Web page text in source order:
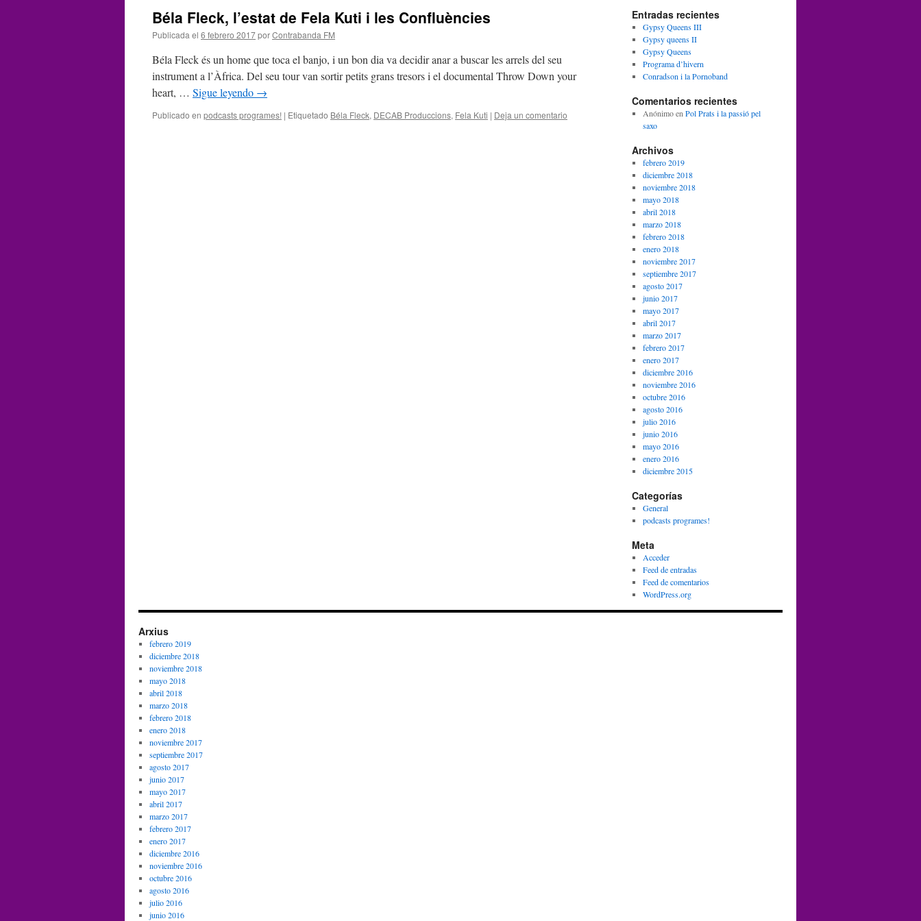
Béla Fleck, l’estat de Fela Kuti i les Confluències
Publicada el 6 febrero 2017porContrabanda FM
Béla Fleck és un home que toca el banjo, i un bon dia va decidir anar a buscar les arrels del seu
instrument a l’Àfrica. Del seu tour van sortir petits grans tresors i el documental Throw Down your
heart, … Sigue leyendo →
Publicado en podcasts programes! | Etiquetado Béla Fleck, DECAB Produccions, Fela Kuti | Deja un comentario
Entradas recientes
Gypsy Queens III
Gypsy queens II
Gypsy Queens
Programa d’hivern
Conradson i la Pornoband
Comentarios recientes
Anónimoen Pol Prats i la passió pel
saxo
Archivos
febrero 2019
diciembre 2018
noviembre 2018
mayo 2018
abril 2018
marzo 2018
febrero 2018
enero 2018
noviembre 2017
septiembre 2017
agosto 2017
junio 2017
mayo 2017
abril 2017
marzo 2017
febrero 2017
enero 2017
diciembre 2016
noviembre 2016
octubre 2016
agosto 2016
julio 2016
junio 2016
mayo 2016
enero 2016
diciembre 2015
Categorías
General
podcasts programes!
Meta
Acceder
Feed de entradas
Feed de comentarios
WordPress.org
Arxius
febrero 2019
diciembre 2018
noviembre 2018
mayo 2018
abril 2018
marzo 2018
febrero 2018
enero 2018
noviembre 2017
septiembre 2017
agosto 2017
junio 2017
mayo 2017
abril 2017
marzo 2017
febrero 2017
enero 2017
diciembre 2016
noviembre 2016
octubre 2016
agosto 2016
julio 2016
junio 2016